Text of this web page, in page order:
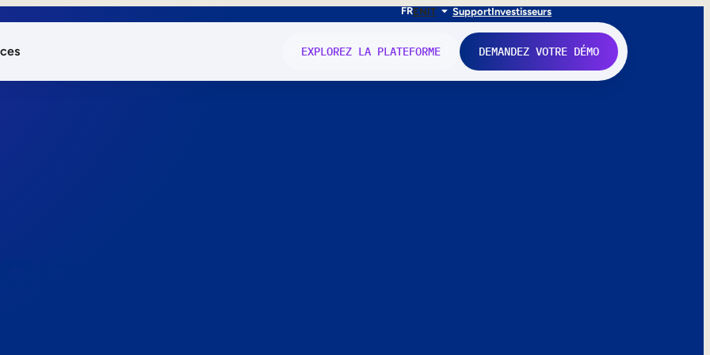
FRENIT SupportInvestisseurs
EXPLOREZ LA PLATEFORME DEMANDEZ VOTRE DÉMO